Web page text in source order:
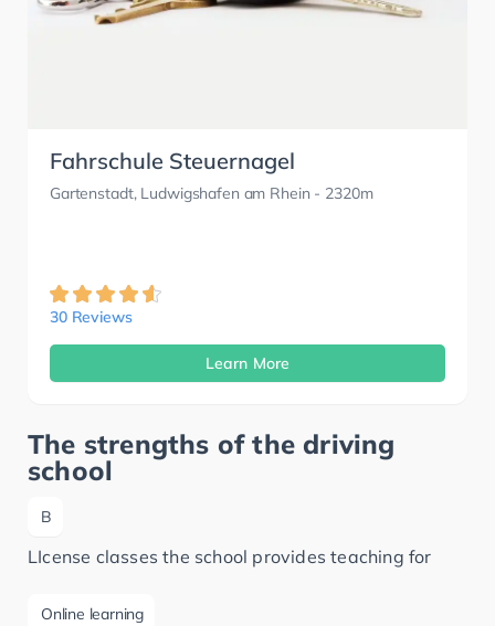
Fahrschule Steuernagel
Gartenstadt, Ludwigshafen am Rhein - 2320m
30 Reviews
Learn More
The strengths of the driving
school
B
LIcense classes the school provides teaching for
Online learning